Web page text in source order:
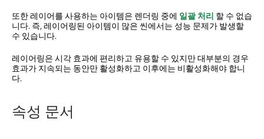
또한 레이어를 사용하는 아이템은 렌더링 중에 일괄 처리 할 수 없습
니다. 즉, 레이어링된 아이템이 많은 씬에서는 성능 문제가 발생할
수 있습니다.
레이어링은 시각 효과에 편리하고 유용할 수 있지만 대부분의 경우
효과가 지속되는 동안만 활성화하고 이후에는 비활성화해야 합니
다.
속성 문서